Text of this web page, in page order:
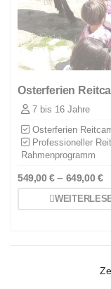
Osterferien
7 bis 16 Jahre
Osterferien
Professioneller
Rahmenprogramm
549,00€– 649,00€